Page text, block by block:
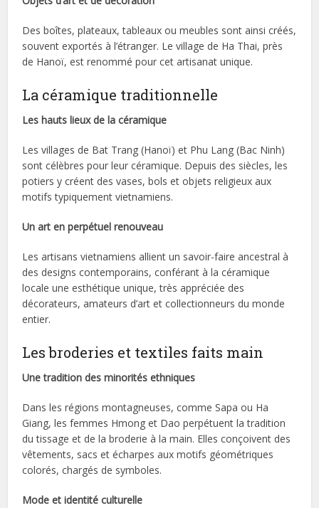
Des boîtes, plateaux, tableaux ou meubles sont ainsi créés,
souvent exportés à l’étranger. Le village de Ha Thai, près
de Hanoï, est renommé pour cet artisanat unique.
La céramique traditionnelle
Les hauts lieux de la céramique
Les villages de Bat Trang (Hanoï) et Phu Lang (Bac Ninh)
sont célèbres pour leur céramique. Depuis des siècles, les
potiers y créent des vases, bols et objets religieux aux
motifs typiquement vietnamiens.
Un art en perpétuel renouveau
Les artisans vietnamiens allient un savoir-faire ancestral à
des designs contemporains, conférant à la céramique
locale une esthétique unique, très appréciée des
décorateurs, amateurs d’art et collectionneurs du monde
entier.
Les broderies et textiles faits main
Une tradition des minorités ethniques
Dans les régions montagneuses, comme Sapa ou Ha
Giang, les femmes Hmong et Dao perpétuent la tradition
du tissage et de la broderie à la main. Elles conçoivent des
vêtements, sacs et écharpes aux motifs géométriques
colorés, chargés de symboles.
Mode et identité culturelle